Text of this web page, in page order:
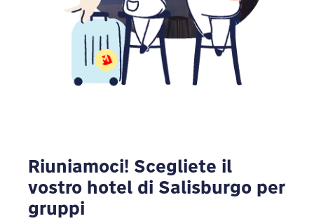
Riuniamoci! Scegliete il
vostro hotel di Salisburgo per
gruppi